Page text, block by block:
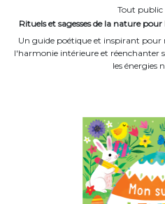
Tout public
Rituels et sagesses de la nature
Un guide poétique et inspirant
l'harmonie intérieure et réenchanter
les énergies